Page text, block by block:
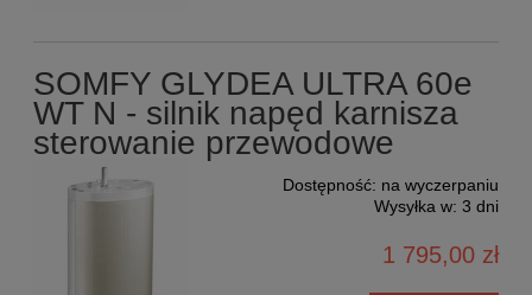
SOMFY GLYDEA ULTRA 60e
WT N - silnik napęd karnisza
sterowanie przewodowe
Dostępność: na wyczerpaniu
Wysyłka w: 3 dni
1 795,00 zł